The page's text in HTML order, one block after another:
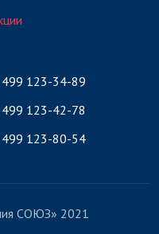
123-34-89
123-42-78
123-80-54
СОЮЗ» 2021